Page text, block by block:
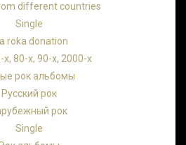
different countries
Single
roka donation
х, 80-х, 90-х, 2000-х
рок альбомы
Русский рок
рок
Single